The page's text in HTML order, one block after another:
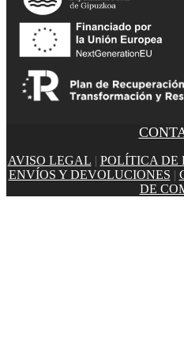
AVISO LEGAL | POLÍTICA DE
ENVÍOS Y DEVOLUCIONES |
DE